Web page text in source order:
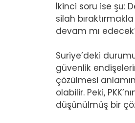
İkinci soru ise şu:
silah
devam mı
Suriye’deki
güvenlik
çözülmesi
olabilir. Peki,
düşünülmüş bir